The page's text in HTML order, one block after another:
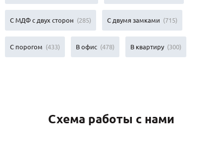
С МДФ с двух сторон (285) С двумя замками (715)
С порогом (433) В офис (478) В квартиру (300)
Схема работы с нами